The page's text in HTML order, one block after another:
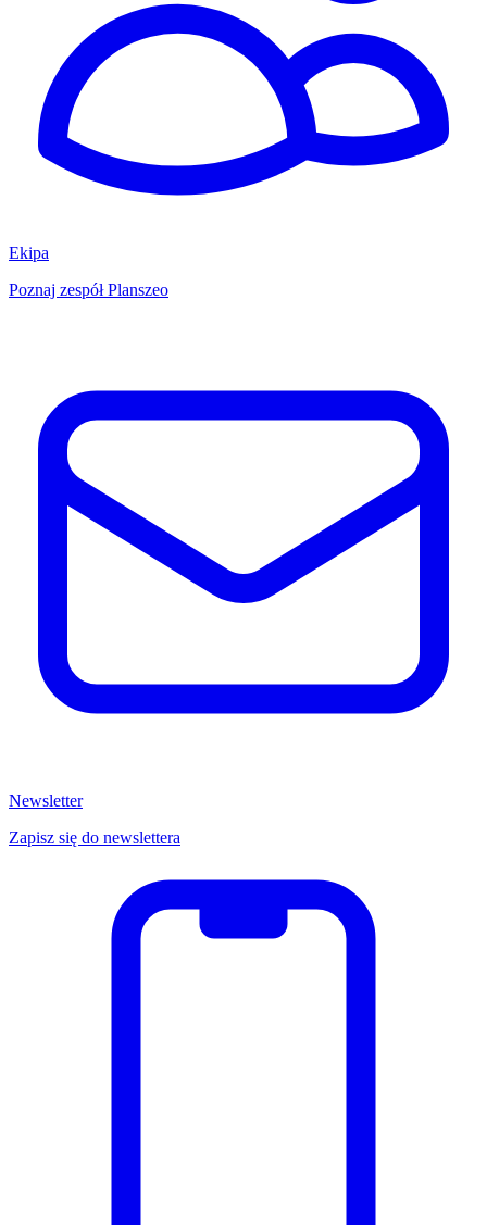
Ekipa
Poznaj zespół Planszeo
Newsletter
Zapisz się do newslettera